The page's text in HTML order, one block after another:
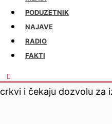
PODUZETNIK
NAJAVE
RADIO
FAKTI
obrede održavaju u
crkvi i čekaju dozvolu za